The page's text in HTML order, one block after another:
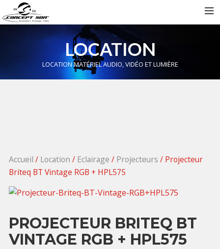
LOCATION
LOCATION MATÉRIEL AUDIO, VIDÉO ET LUMIÈRE
Accueil / Location / Eclairage / Projecteurs / Projecteur
Briteq BT Vintage RGB + HPL575
PROJECTEUR BRITEQ BT
VINTAGE RGB + HPL575